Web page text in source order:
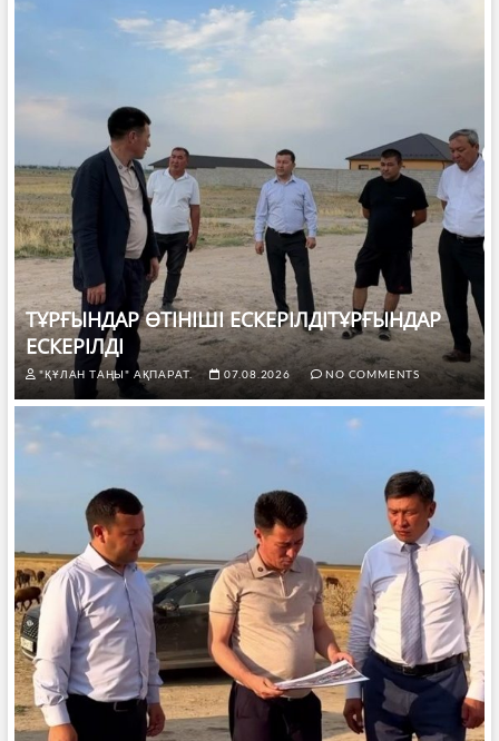
ТҰРҒЫНДАР ӨТІНІШІ ЕСКЕРІЛДІТҰРҒЫНДАР
ЕСКЕРІЛДІ
"ҚҰЛАН ТАҢЫ" АҚПАРАТ. 07.08.2026 NO COMMENTS